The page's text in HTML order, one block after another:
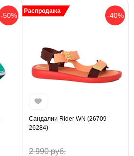
-50% -40%
Распродажа
Сандалии Rider WN (26709-
26284)
2 990 руб.